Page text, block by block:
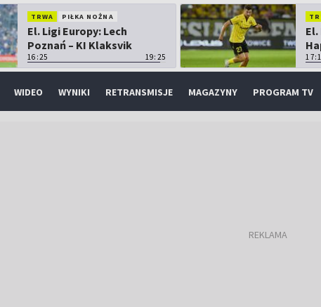
TRWA PIŁKA NOŻNA
El. Ligi Europy: Lech
Poznań – KI Klaksvik
16:25 19:25
WIDEO WYNIKI RETRANSMISJE MAGAZYNY PROGRAM TV